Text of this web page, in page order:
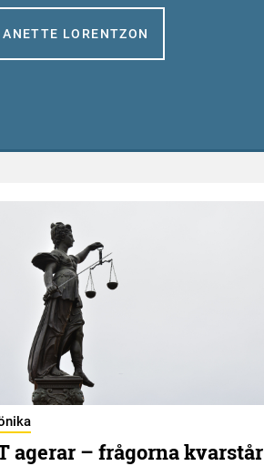
LORENTZON
agerar – frågorna kvarstår